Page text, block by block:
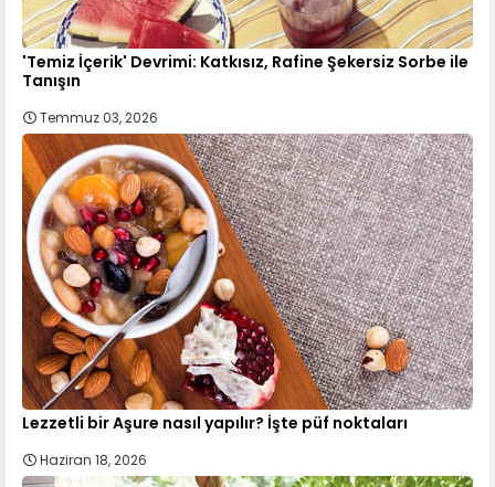
'Temiz İçerik' Devrimi: Katkısız, Rafine Şekersiz Sorbe ile
Tanışın
Temmuz 03, 2026
Lezzetli bir Aşure nasıl yapılır? İşte püf noktaları
Haziran 18, 2026